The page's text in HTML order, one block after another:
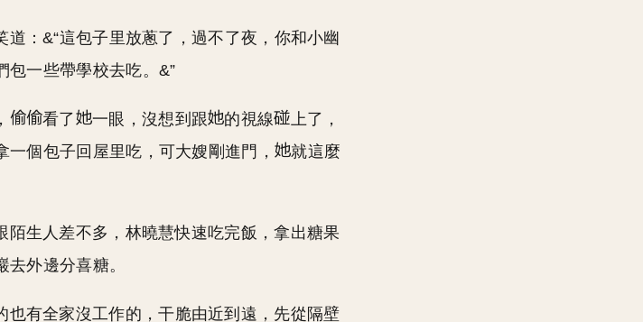
：&“這包子里放蔥了，過不了夜，你和小幽
包一些帶學校去吃。&”
看了 一眼，沒想到跟 的視線
上了，
一個包子回屋里吃，可大嫂剛進門，
就這麼
陌生人差不多，林曉慧快速吃完飯，拿出糖果
外邊分喜糖。
也有全家沒工作的，干脆由近到遠，先從隔壁